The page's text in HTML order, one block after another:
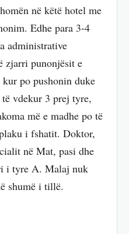
në këtë hotel me
Edhe para 3-4
administrative
zjarri punonjësit e
po pushonin duke
vdekur 3 prej tyre,
më e madhe po të
i fshatit. Doktor,
në Mat, pasi dhe
i tyre A. Malaj nuk
shumë i tillë.